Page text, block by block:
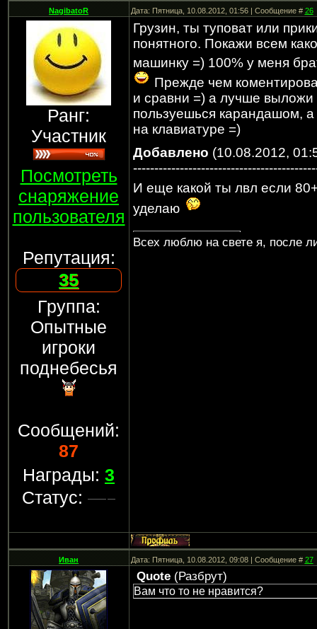
NagibatoR Дата: Пятница, 10.08.2012, 01:56 | Сообщение #26
Ранг:
Участник
Посмотреть
снаряжение
пользователя
Репутация:
35
Группа:
Опытные
игроки
поднебесья
Сообщений:
87
Награды: 3
Статус:
Грузин, ты туповат или
понятного. Покажи всем
машинку =) 100% у меня
Прежде чем
и сравни =) а лучше
пользуешься карандашом,
на клавиатуре =)
Добавлено (10.08.2012,
И еще какой ты лвл если
уделаю
Всех люблю на свете я, после
Иван Дата: Пятница, 10.08.2012, 09:08 | Сообщение #27
Quote(Разбрут)
Вам что то не нравится?